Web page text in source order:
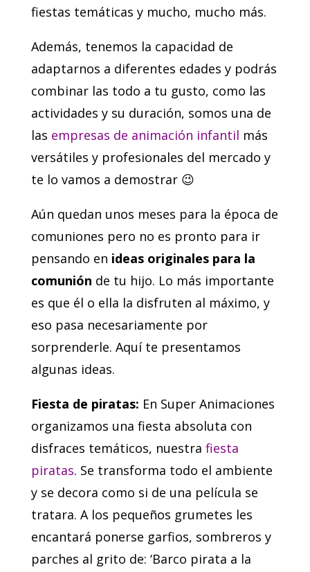
fiestas temáticas y mucho, mucho más.
Además, tenemos la capacidad de
adaptarnos a diferentes edades y podrás
combinar las todo a tu gusto, como las
actividades y su duración, somos una de
las empresas de animación infantil más
versátiles y profesionales del mercado y
te lo vamos a demostrar 😉
Aún quedan unos meses para la época de
comuniones pero no es pronto para ir
pensando en ideas originales para la
comunión de tu hijo. Lo más importante
es que él o ella la disfruten al máximo, y
eso pasa necesariamente por
sorprenderle. Aquí te presentamos
algunas ideas.
Fiesta de piratas: En Super Animaciones
organizamos una fiesta absoluta con
disfraces temáticos, nuestra fiesta
piratas. Se transforma todo el ambiente
y se decora como si de una película se
tratara. A los pequeños grumetes les
encantará ponerse garfios, sombreros y
parches al grito de: ‘Barco pirata a la